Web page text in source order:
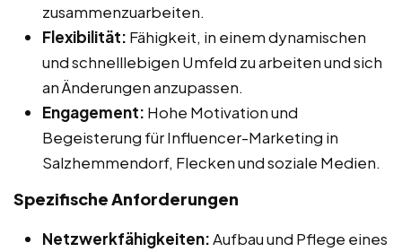
zusammenzuarbeiten.
Flexibilität: Fähigkeit, in einem dynamischen
und schnelllebigen Umfeld zu arbeiten und sich
an Änderungen anzupassen.
Engagement: Hohe Motivation und
Begeisterung für Influencer-Marketing in
Salzhemmendorf, Flecken und soziale Medien.
Spezifische Anforderungen
Netzwerkfähigkeiten:Aufbau und Pflege eines